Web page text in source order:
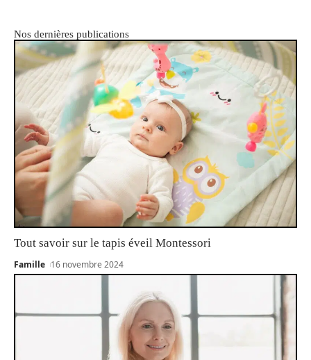
Nos dernières publications
Tout savoir sur le tapis éveil Montessori
Famille 16 novembre 2024